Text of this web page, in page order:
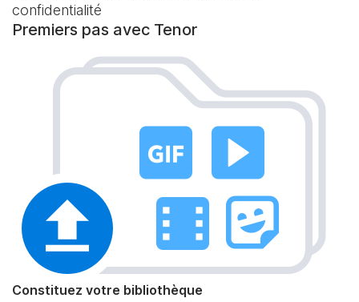
confidentialité
Premiers pas avec Tenor
Constituez votre bibliothèque